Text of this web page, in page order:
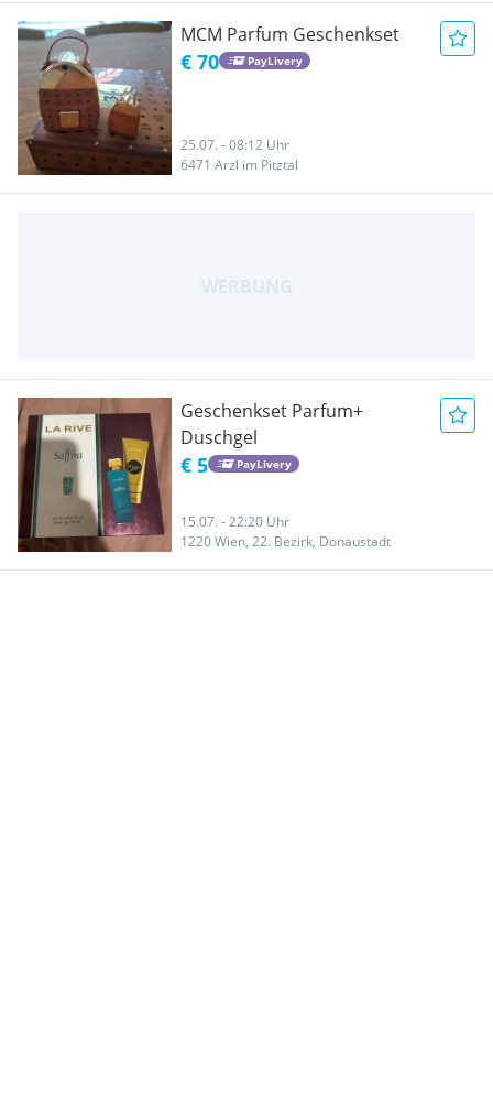
MCM Parfum Geschenkset
€ 70 PayLivery
25.07. - 08:12 Uhr
6471 Arzl im Pitztal
Geschenkset Parfum+
Duschgel
€ 5 PayLivery
15.07. - 22:20 Uhr
1220 Wien, 22. Bezirk, Donaustadt